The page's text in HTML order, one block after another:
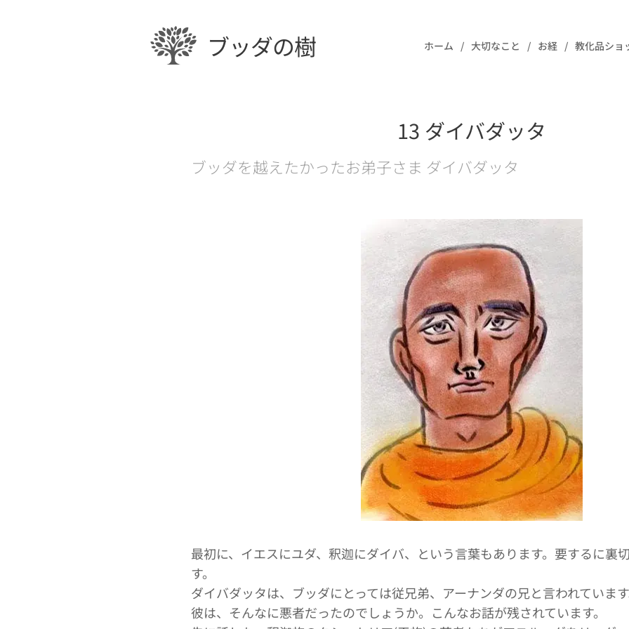
ブッダの樹 ホーム 大切なこと お経 教化品ショ
13 ダイバダッタ
ブッダを越えたかったお弟子さま ダイバダッタ
最初に、イエスにユダ、釈迦にダイバ、という言葉もあります。要するに裏
す。
ダイバダッタは、ブッダにとっては従兄弟、アーナンダの兄と言われています
彼は、そんなに悪者だったのでしょうか。こんなお話が残されています。